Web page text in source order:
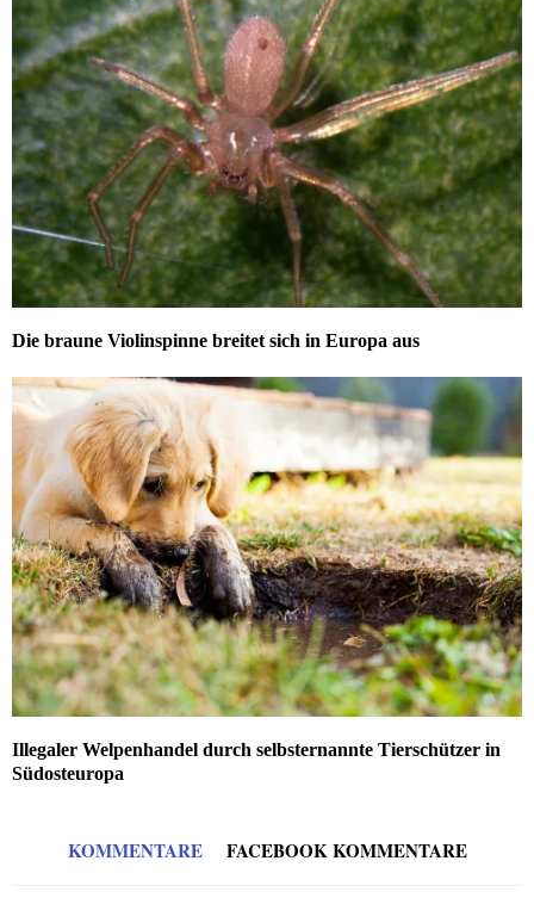
Die braune Violinspinne breitet sich in Europa aus
Illegaler Welpenhandel durch selbsternannte Tierschützer in
Südosteuropa
KOMMENTARE FACEBOOK KOMMENTARE